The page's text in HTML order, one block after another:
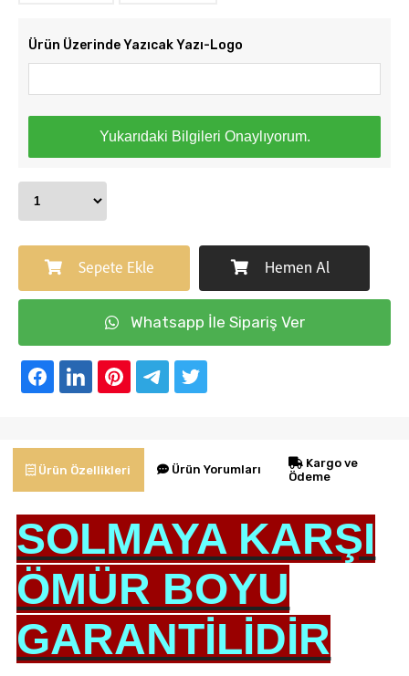
Ürün Üzerinde Yazıcak Yazı-Logo
Yukarıdaki Bilgileri Onaylıyorum.
Sepete Ekle Hemen Al
Whatsapp İle Sipariş Ver
Ürün Özellikleri Ürün Yorumları
Kargo ve
Ödeme
SOLMAYA KARŞI
ÖMÜR BOYU
GARANTİLİDİR